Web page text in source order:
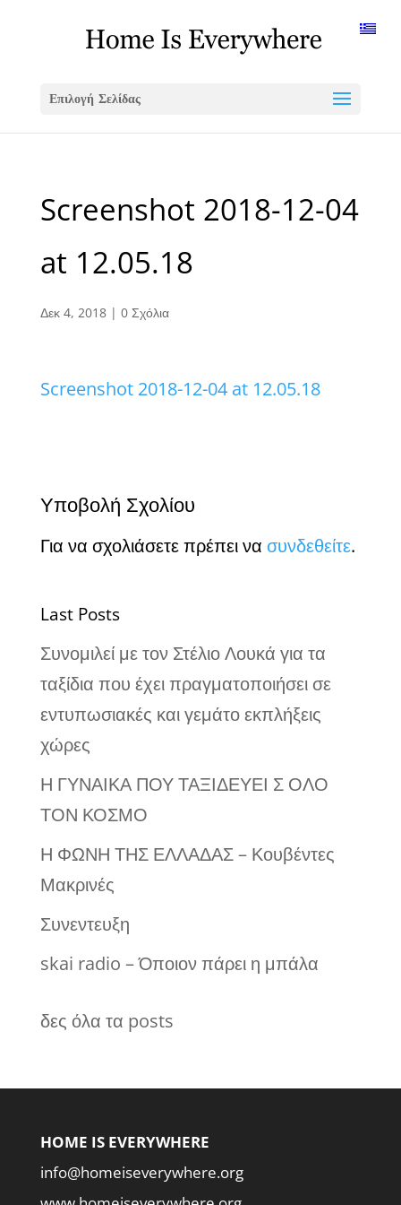
Επιλογή Σελίδας
Screenshot 2018-12-04
at 12.05.18
Δεκ 4, 2018| 0 Σχόλια
Screenshot 2018-12-04 at 12.05.18
Υποβολή Σχολίου
Για να σχολιάσετε πρέπει να συνδεθείτε.
Last Posts
Συνομιλεί με τον Στέλιο Λουκά για τα
ταξίδια που έχει πραγματοποιήσει σε
εντυπωσιακές και γεμάτο εκπλήξεις
χώρες
Η ΓΥΝΑΙΚΑ ΠΟΥ ΤΑΞΙΔΕΥΕΙ Σ ΟΛΟ
ΤΟΝ ΚΟΣΜΟ
Η ΦΩΝΗ ΤΗΣ ΕΛΛΑΔΑΣ – Κουβέντες
Μακρινές
Συνεντευξη
skai radio – Όποιον πάρει η μπάλα
δες όλα τα posts
HOME IS EVERYWHERE
info@homeiseverywhere.org